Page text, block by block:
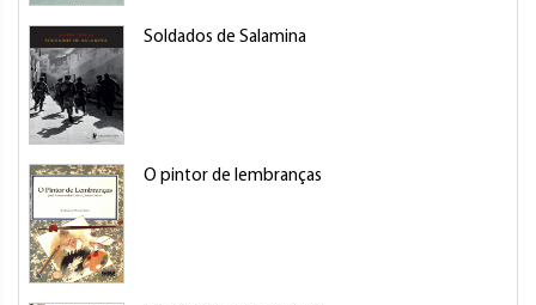
Soldados de Salamina
O pintor de lembranças